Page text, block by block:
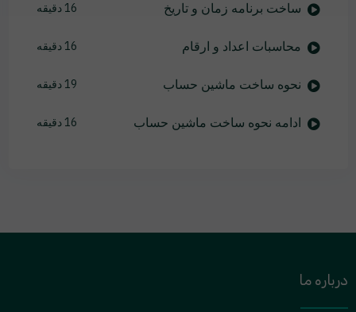
ساخت برنامه زمان و تاریخ 16 دقیقه
محاسبات اعداد و ارقام 16 دقیقه
نحوه ساخت ماشین حساب 19 دقیقه
ادامه نحوه ساخت ماشین حساب 16 دقیقه
درباره ما